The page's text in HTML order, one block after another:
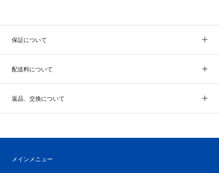
保証について
配送料について
返品、交換について
メインメニュー